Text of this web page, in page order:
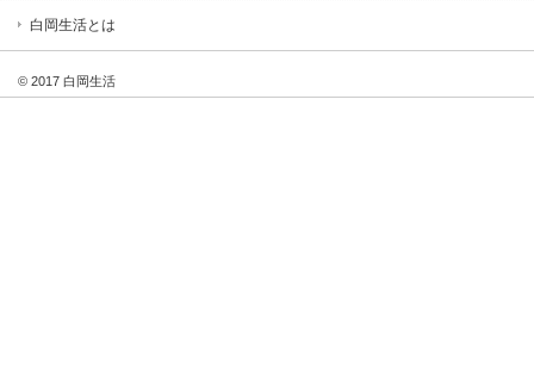
白岡生活とは
© 2017 白岡生活